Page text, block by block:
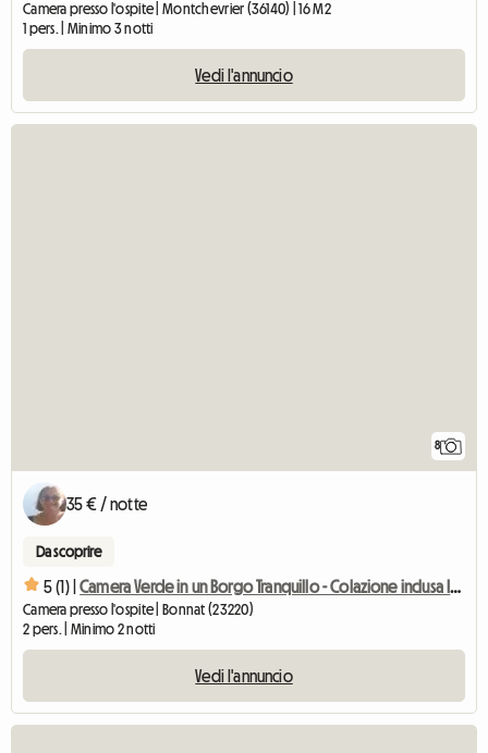
Camera presso l'ospite | Montchevrier (36140) | 16 M2
1 pers. | Minimo 3 notti
Vedi l'annuncio
8
35 € / notte
Da scoprire
5 (1) | Camera Verde in un Borgo Tranquillo - Colazione inclusa Inclusa
Camera presso l'ospite | Bonnat (23220)
2 pers. | Minimo 2 notti
Vedi l'annuncio